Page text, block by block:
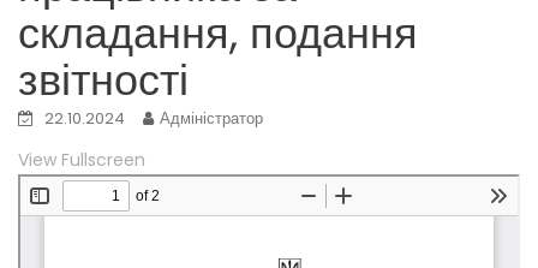
складання, подання
звітності
22.10.2024 Адміністратор
View Fullscreen